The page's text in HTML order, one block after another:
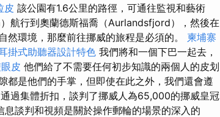
皮 該公園有1.6公里的路徑，可通往監視和藝術
航行到奧蘭德斯福喬（Aurlandsfjord），然後在
環境，那麼前往挪威的旅程是必須的。 柬埔寨
掛式助聽器設計特色 我們將和一個下巴一起去，
皮 他們給了不需要任何初步知識的兩個人的皮划
都是他們的手掌，但即使在此之外，我們還會遵
通過集體折扣，談判了挪威人為65,000的挪威皇冠
談判和視頻是關於操作郵輪的場景的深入的